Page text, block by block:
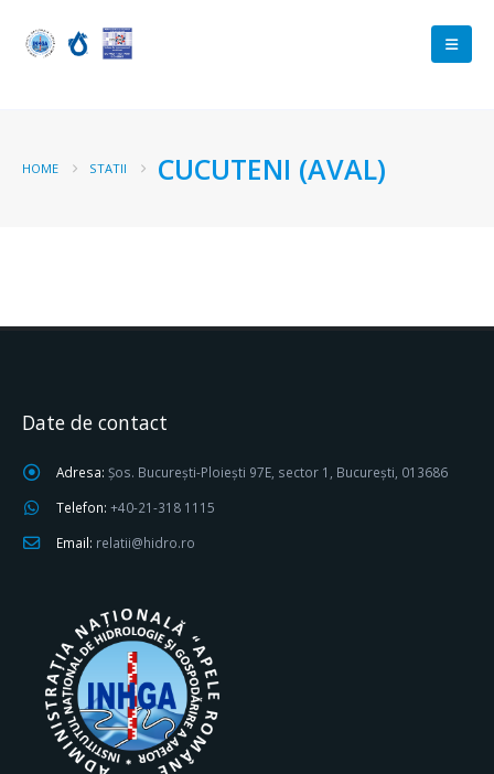
HOME STATII CUCUTENI (AVAL)
Date de contact
Adresa: Șos. București-Ploiești 97E, sector 1, București, 013686
Telefon: +40-21-318 1115
Email: relatii@hidro.ro